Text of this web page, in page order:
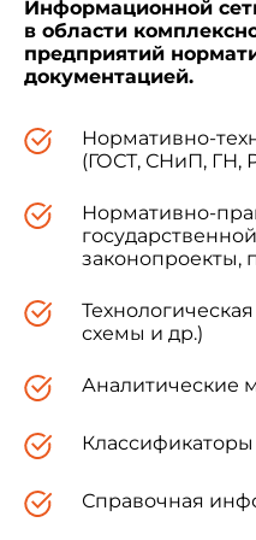
международному
"Географическая
каталогизации
"Geographic
Информация об
стандарту
издаваемом
изменений и
"Национальные
Информационной
в области
предприятий
документацией.
Нормативно-
(ГОСТ, СНиП, ГН,
Нормативно-
законопроекты,
схемы и др.)
Аналитические
Справочная